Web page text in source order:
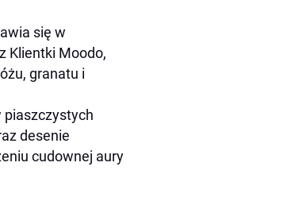
się w
Klientki Moodo,
granatu i
piaszczystych
desenie
cudownej aury